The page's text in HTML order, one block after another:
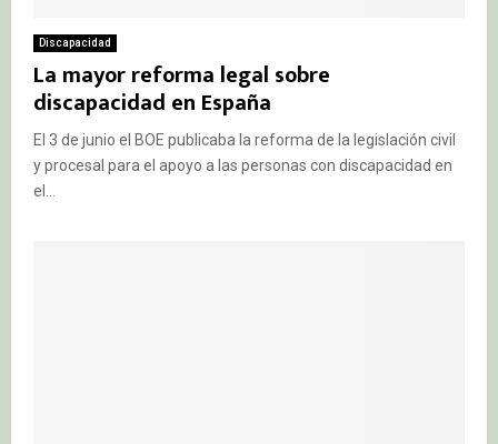
Discapacidad
La mayor reforma legal sobre
discapacidad en España
El 3 de junio el BOE publicaba la reforma de la legislación civil
y procesal para el apoyo a las personas con discapacidad en
el...